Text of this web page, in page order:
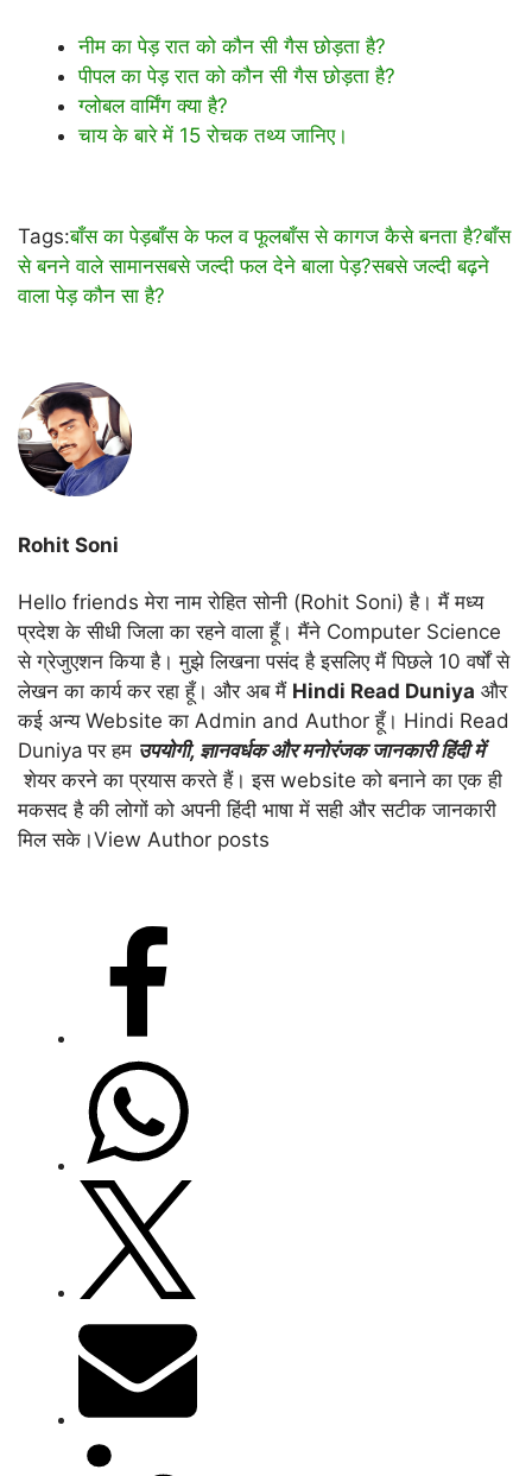
नीम का पेड़ रात को कौन सी गैस छोड़ता है?
पीपल का पेड़ रात को कौन सी गैस छोड़ता है?
ग्लोबल वार्मिंग क्या है?
चाय के बारे में 15 रोचक तथ्य जानिए।
Tags:बाँस का पेड़बाँस के फल व फूलबाँस से कागज कैसे बनता है?बाँस
से बनने वाले सामानसबसे जल्दी फल देने बाला पेड़?सबसे जल्दी बढ़ने
वाला पेड़ कौन सा है?
Rohit Soni
Hello friends मेरा नाम रोहित सोनी (Rohit Soni) है। मैं मध्य
प्रदेश के सीधी जिला का रहने वाला हूँ। मैंने Computer Science
से ग्रेजुएशन किया है। मुझे लिखना पसंद है इसलिए मैं पिछले 10 वर्षों से
लेखन का कार्य कर रहा हूँ। और अब मैं Hindi Read Duniya और
कई अन्य Website का Admin and Author हूँ। Hindi Read
Duniya पर हम उपयोगी, ज्ञानवर्धक और मनोरंजक जानकारी हिंदी में
शेयर करने का प्रयास करते हैं। इस website को बनाने का एक ही
मकसद है की लोगों को अपनी हिंदी भाषा में सही और सटीक जानकारी
मिल सके।View Author posts